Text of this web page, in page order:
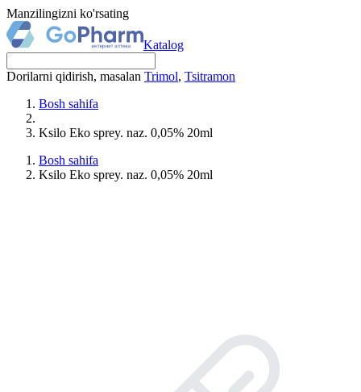
Manzilingizni ko'rsating
Katalog
Dorilarni qidirish, masalan Trimol, Tsitramon
Bosh sahifa
Ksilo Eko sprey. naz. 0,05% 20ml
Bosh sahifa
Ksilo Eko sprey. naz. 0,05% 20ml